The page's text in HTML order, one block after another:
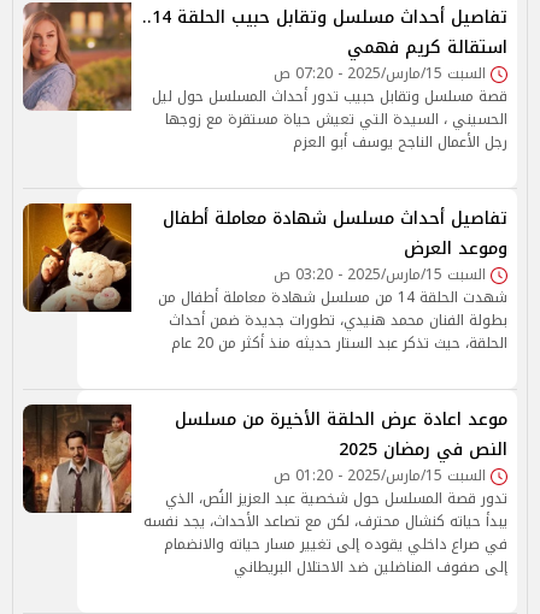
تفاصيل أحداث مسلسل وتقابل حبيب الحلقة 14..
استقالة كريم فهمي
السبت 15/مارس/2025 - 07:20 ص
قصة مسلسل وتقابل حبيب تدور أحداث المسلسل حول ليل
الحسيني ، السيدة التي تعيش حياة مستقرة مع زوجها
رجل الأعمال الناجح يوسف أبو العزم
تفاصيل أحداث مسلسل شهادة معاملة أطفال
وموعد العرض
السبت 15/مارس/2025 - 03:20 ص
شهدت الحلقة 14 من مسلسل شهادة معاملة أطفال من
بطولة الفنان محمد هنيدي، تطورات جديدة ضمن أحداث
الحلقة، حيث تذكر عبد الستار حديثه منذ أكثر من 20 عام
موعد اعادة عرض الحلقة الأخيرة من مسلسل
النص في رمضان 2025
السبت 15/مارس/2025 - 01:20 ص
تدور قصة المسلسل حول شخصية عبد العزيز النُص، الذي
يبدأ حياته كنشال محترف، لكن مع تصاعد الأحداث، يجد نفسه
في صراع داخلي يقوده إلى تغيير مسار حياته والانضمام
إلى صفوف المناضلين ضد الاحتلال البريطاني